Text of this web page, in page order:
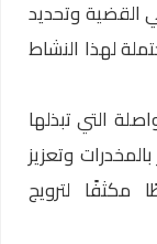
القضية وتحديد
لهذا النشاط
التي تبذلها
وتعزيز
لترويج